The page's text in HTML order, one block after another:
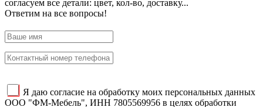
согласуем все детали: цвет, кол-во, доставку...
Ответим на все вопросы!
Я даю согласие на обработку моих персональных данных
ООО "ФМ-Мебель", ИНН 7805569956 в целях обработки